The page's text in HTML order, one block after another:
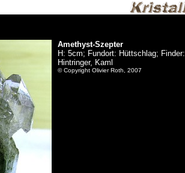
Amethyst-Szepter
H: 5cm; Fundort: Hüttschlag; Finder:
Hintringer, Kaml
© Copyright Olivier Roth, 2007